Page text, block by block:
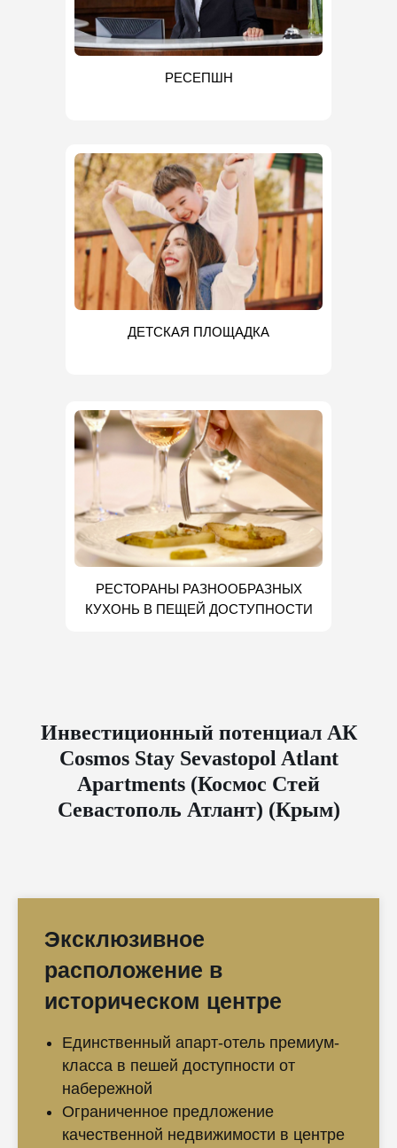
РЕСЕПШН
ДЕТСКАЯ ПЛОЩАДКА
РЕСТОРАНЫ РАЗНООБРАЗНЫХ
КУХОНЬ В ПЕЩЕЙ ДОСТУПНОСТИ
Инвестиционный потенциал АК
Cosmos Stay Sevastopol Atlant
Apartments (Космос Стей
Севастополь Атлант) (Крым)
Эксклюзивное
расположение в
историческом центре
Единственный апарт-отель премиум-
класса в пешей доступности от
набережной
Ограниченное предложение
качественной недвижимости в центре